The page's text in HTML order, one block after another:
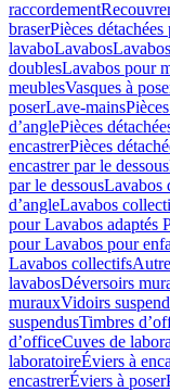
raccordement
braserPièces
lavaboLavabosLavabos
doublesLavabos pour
meublesVasques à
poserLave-mains
d’anglePièces
encastrerPièces
encastrer par le dessous
par le dessousLavabos
d’angleLavabos
pour Lavabos adaptés
pour Lavabos pour
Lavabos collectifs
lavabosDéversoirs
murauxVidoirs
suspendusTimbres
dʼofficeCuves de
laboratoireÉviers à
encastrerÉviers à poser